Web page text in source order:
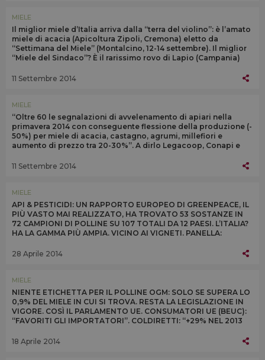
MIELE
Il miglior miele d’Italia arriva dalla “terra del violino”: è l’amato
miele di acacia (Apicoltura Zipoli, Cremona) eletto da
“Settimana del Miele” (Montalcino, 12-14 settembre). Il miglior
“Miele del Sindaco”? È il rarissimo rovo di Lapio (Campania)
11 Settembre 2014
MIELE
“Oltre 60 le segnalazioni di avvelenamento di apiari nella
primavera 2014 con conseguente flessione della produzione (-
50%) per miele di acacia, castagno, agrumi, millefiori e
aumento di prezzo tra 20-30%”. A dirlo Legacoop, Conapi e
11 Settembre 2014
MIELE
API & PESTICIDI: UN RAPPORTO EUROPEO DI GREENPEACE, IL
PIÙ VASTO MAI REALIZZATO, HA TROVATO 53 SOSTANZE IN
72 CAMPIONI DI POLLINE SU 107 TOTALI DA 12 PAESI. L’ITALIA?
HA LA GAMMA PIÙ AMPIA. VICINO AI VIGNETI. PANELLA:
28 Aprile 2014
MIELE
NIENTE ETICHETTA PER IL POLLINE OGM: SOLO SE SUPERA LO
0,9% DEL MIELE IN CUI SI TROVA. RESTA LA LEGISLAZIONE IN
VIGORE. COSÌ IL PARLAMENTO UE. CONSUMATORI UE (BEUC):
“FAVORITI GLI IMPORTATORI”. COLDIRETTI: “+29% NEL 2013
18 Aprile 2014